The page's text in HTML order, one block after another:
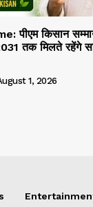
पीएम किसान
तक मिलते रहेंगे
1, 2026